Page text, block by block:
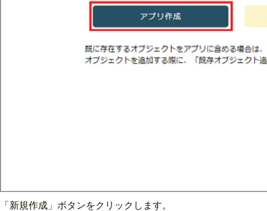
「新規作成」ボタンをクリックします。